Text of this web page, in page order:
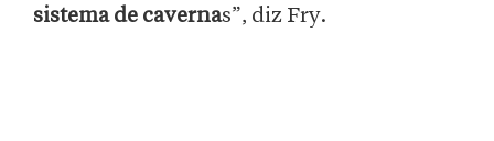
sistema de cavernas”, diz Fry.